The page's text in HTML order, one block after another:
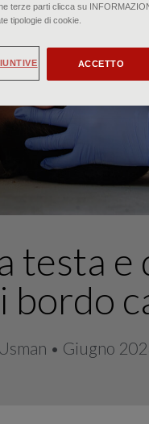
testa e
bordo
• Giugno
terze parti clicca su
tipologie di cookie.
ACCETTO